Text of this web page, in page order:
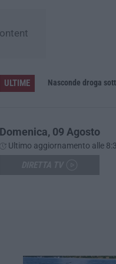
ULTIME Nasconde droga
Domenica, 09 Agosto
Ultimo aggiornamento alle